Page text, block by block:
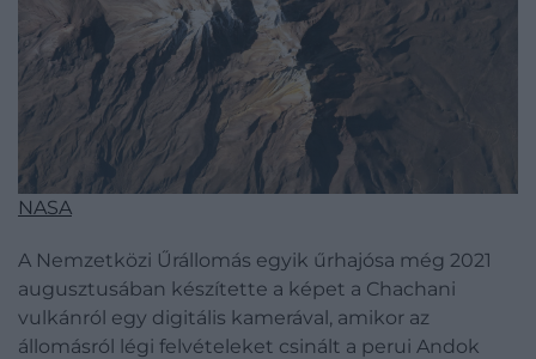
NASA
A Nemzetközi Űrállomás egyik űrhajósa még 2021
augusztusában készítette a képet a Chachani
vulkánról egy digitális kamerával, amikor az
állomásról légi felvételeket csinált a perui Andok